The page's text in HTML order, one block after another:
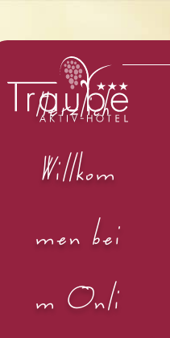
Herzlich
Willkom
men bei
m Onli